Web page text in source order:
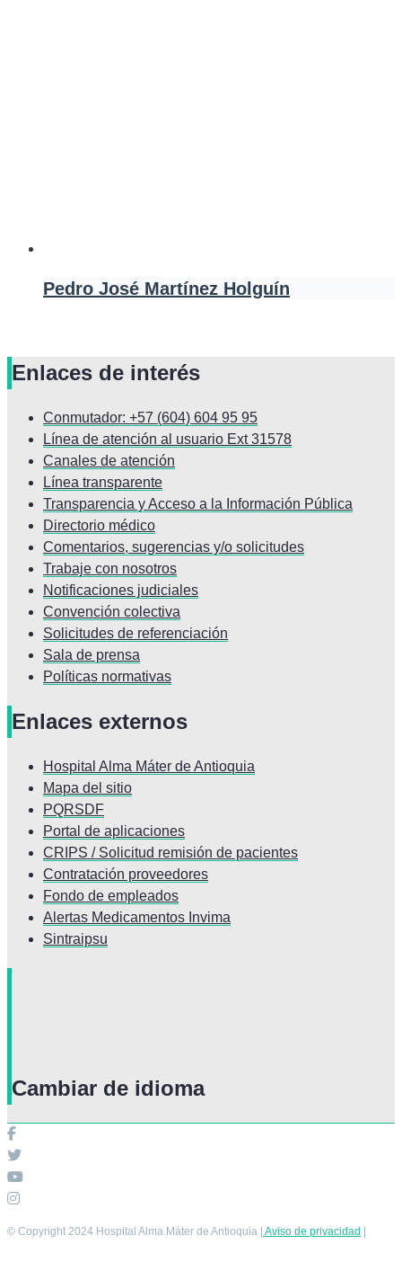
Pedro José Martínez Holguín
Enlaces de interés
Conmutador: +57 (604) 604 95 95
Línea de atención al usuario Ext 31578
Canales de atención
Línea transparente
Transparencia y Acceso a la Información Pública
Directorio médico
Comentarios, sugerencias y/o solicitudes
Trabaje con nosotros
Notificaciones judiciales
Convención colectiva
Solicitudes de referenciación
Sala de prensa
Políticas normativas
Enlaces externos
Hospital Alma Máter de Antioquia
Mapa del sitio
PQRSDF
Portal de aplicaciones
CRIPS / Solicitud remisión de pacientes
Contratación proveedores
Fondo de empleados
Alertas Medicamentos Invima
Sintraipsu
Cambiar de idioma
© Copyright 2024 Hospital Alma Máter de Antioquia | Aviso de privacidad